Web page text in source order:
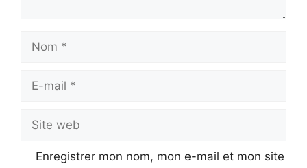
mail
web
Enregistrer mon nom, mon e-mail et mon site